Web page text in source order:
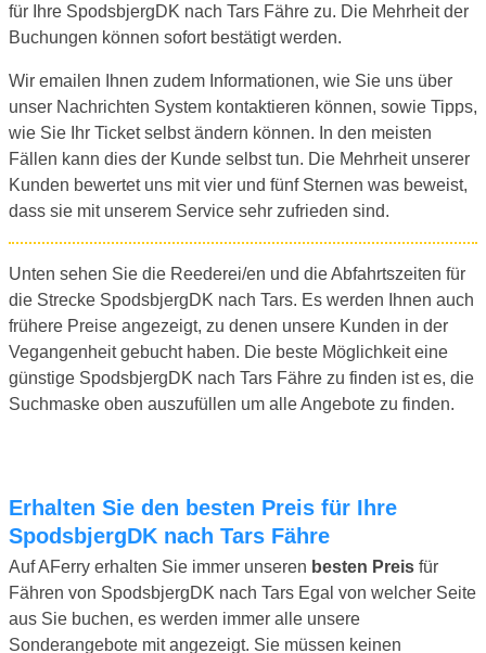
für Ihre SpodsbjergDK nach Tars Fähre zu. Die Mehrheit der
Buchungen können sofort bestätigt werden.
Wir emailen Ihnen zudem Informationen, wie Sie uns über
unser Nachrichten System kontaktieren können, sowie Tipps,
wie Sie Ihr Ticket selbst ändern können. In den meisten
Fällen kann dies der Kunde selbst tun. Die Mehrheit unserer
Kunden bewertet uns mit vier und fünf Sternen was beweist,
dass sie mit unserem Service sehr zufrieden sind.
Unten sehen Sie die Reederei/en und die Abfahrtszeiten für
die Strecke SpodsbjergDK nach Tars. Es werden Ihnen auch
frühere Preise angezeigt, zu denen unsere Kunden in der
Vegangenheit gebucht haben. Die beste Möglichkeit eine
günstige SpodsbjergDK nach Tars Fähre zu finden ist es, die
Suchmaske oben auszufüllen um alle Angebote zu finden.
Erhalten Sie den besten Preis für Ihre
SpodsbjergDK nach Tars Fähre
Auf AFerry erhalten Sie immer unseren besten Preis für
Fähren von SpodsbjergDK nach Tars Egal von welcher Seite
aus Sie buchen, es werden immer alle unsere
Sonderangebote mit angezeigt. Sie müssen keinen